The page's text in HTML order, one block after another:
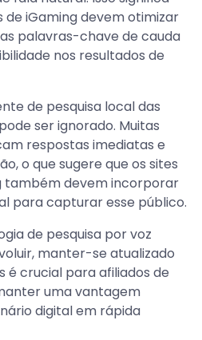
de iGaming devem otimizar
palavras-chave de cauda
nos resultados de
de pesquisa local das
ser ignorado. Muitas
respostas imediatas e
o que sugere que os sites
também devem incorporar
para capturar esse público.
de pesquisa por voz
manter-se atualizado
é crucial para afiliados de
uma vantagem
digital em rápida